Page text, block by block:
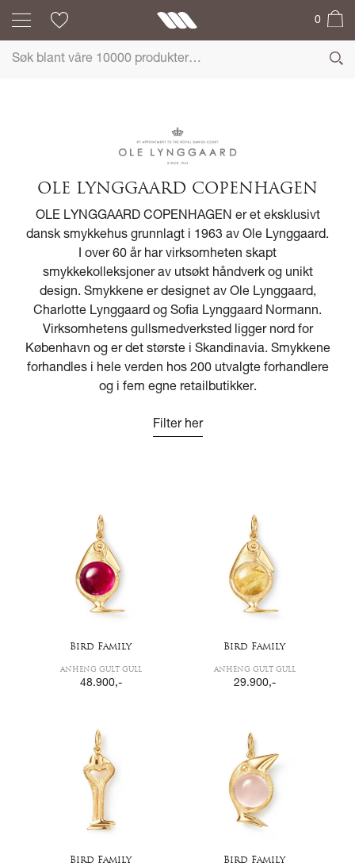
0
OLE LYNGGAARD COPENHAGEN
OLE LYNGGAARD COPENHAGEN er et eksklusivt
dansk smykkehus grunnlagt i 1963 av Ole Lynggaard.
I over 60 år har virksomheten skapt
smykkekolleksjoner av utsøkt håndverk og unikt
design. Smykkene er designet av Ole Lynggaard,
Charlotte Lynggaard og Sofia Lynggaard Normann.
Virksomhetens gullsmedverksted ligger nord for
København og er det største i Skandinavia. Smykkene
forhandles i hele verden hos 200 utvalgte forhandlere
og i fem egne retailbutikker.
Filter her
Bird Family
ANHENG GULT GULL
48.900,-
Bird Family
ANHENG GULT GULL
29.900,-
Bird Family Bird Family